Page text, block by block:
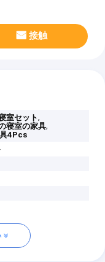
接触
室セット,
寝室の家具,
4Pcs